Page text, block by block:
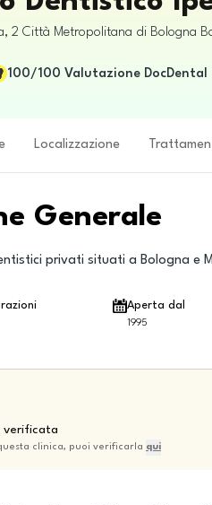
2 Città Metropolitana di Bologna
100/100 Valutazione DocDental
Localizzazione
Generale
privati situati a Bologna e
Aperta dal
1995
verificata
clinica, puoi verificarla qui